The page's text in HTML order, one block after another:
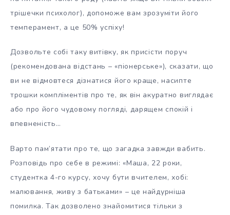
трішечки психолог), допоможе вам зрозуміти його
темперамент, а це 50% успіху!
Дозвольте собі таку витівку, як присісти поруч
(рекомендована відстань – «піонерське»), сказати, що
ви не відмовтеся дізнатися його краще, насипте
трошки компліментів про те, як він акуратно виглядає
або про його чудовому погляді, дарящем спокій і
впевненість…
Варто пам’ятати про те, що загадка завжди вабить.
Розповідь про себе в режимі: «Маша, 22 роки,
студентка 4-го курсу, хочу бути вчителем, хобі:
малювання, живу з батьками» – це найдурніша
помилка. Так дозволено знайомитися тільки з